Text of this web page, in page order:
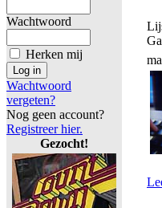
Wachtwoord
Herken mij
Wachtwoord
vergeten?
Nog geen account?
Registreer hier.
Gezocht!